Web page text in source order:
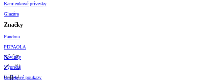
Kamienkové prívesky
Glazúra
Značky
Pandora
PDPAOLA
Novinky
Výpredaj
Darčekové poukazy